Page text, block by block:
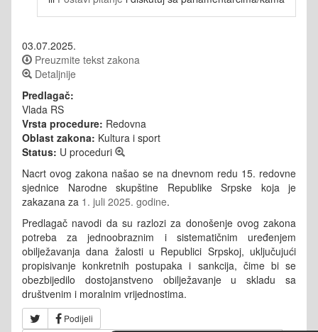
03.07.2025.
Preuzmite tekst zakona
Detaljnije
Predlagač:
Vlada RS
Vrsta procedure: Redovna
Oblast zakona: Kultura i sport
Status: U proceduri
Nacrt ovog zakona našao se na dnevnom redu 15. redovne
sjednice Narodne skupštine Republike Srpske koja je
zakazana za 1. juli 2025. godine.
Predlagač navodi da su razlozi za donošenje ovog zakona
potreba za jednoobraznim i sistematičnim uređenjem
obilježavanja dana žalosti u Republici Srpskoj, uključujući
propisivanje konkretnih postupaka i sankcija, čime bi se
obezbijedilo dostojanstveno obilježavanje u skladu sa
društvenim i moralnim vrijednostima.
Podijeli